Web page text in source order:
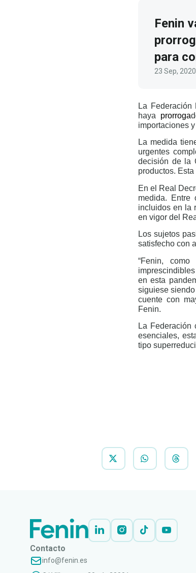
Fenin
para
23 Sep, 2020
La
haya prorroga
importaciones
La medida
urgentes
decisión de la
productos.
En el Real
medida. Entre
incluidos en la
en vigor del
Los sujetos
satisfecho con
“Fenin,
en esta
siguiese
cuente con
Fenin.
La Federación
esenciales,
tipo
Contacto
info@fenin.es